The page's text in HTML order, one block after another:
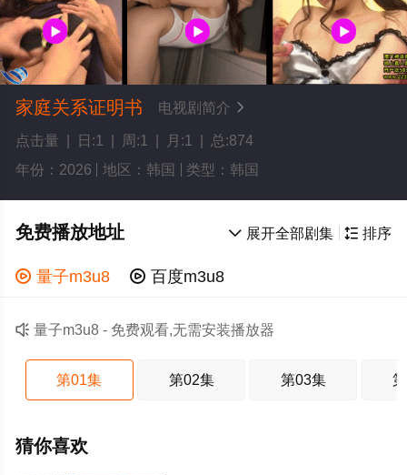
家庭关系证明书 电视剧简介 
点击量 | 日:1 | 周:1 | 月:1 | 总:874
年份：2026
地区：韩国 类型：韩国
 排序
 展开全部剧集
免费播放地址
 量子m3u8  百度m3u8
 量子m3u8 - 免费观看,无需安装播放器
第01集 第02集 第03集
猜你喜欢